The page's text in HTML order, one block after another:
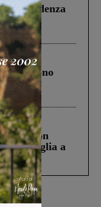
la scadenza
“Un
morirono
il
tir....
la figlia a